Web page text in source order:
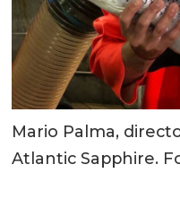
Mario Palma,
Atlantic Sapphire.